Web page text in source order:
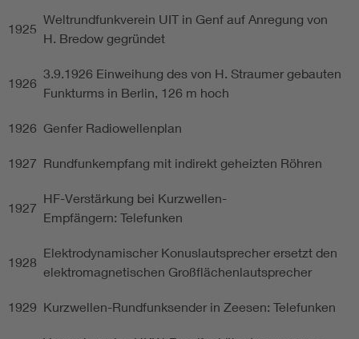
1925
Weltrundfunkverein UIT in Genf auf Anregung von
H. Bredow gegründet
1926
3.9.1926 Einweihung des von H. Straumer gebauten
Funkturms in Berlin, 126 m hoch
1926 Genfer Radiowellenplan
1927 Rundfunkempfang mit indirekt geheizten Röhren
1927
HF-Verstärkung bei Kurzwellen-
Empfängern: Telefunken
1928
Elektrodynamischer Konuslautsprecher ersetzt den
elektromagnetischen Großflächenlautsprecher
1929 Kurzwellen-Rundfunksender in Zeesen: Telefunken